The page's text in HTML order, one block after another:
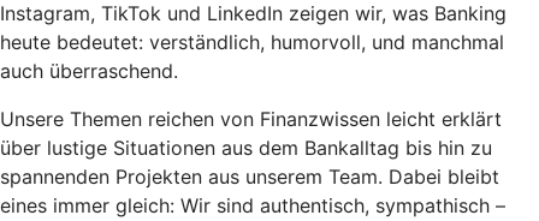
Instagram, TikTok und LinkedIn zeigen wir, was Banking
heute bedeutet: verständlich, humorvoll, und manchmal
auch überraschend.
Unsere Themen reichen von Finanzwissen leicht erklärt
über lustige Situationen aus dem Bankalltag bis hin zu
spannenden Projekten aus unserem Team. Dabei bleibt
eines immer gleich: Wir sind authentisch, sympathisch –